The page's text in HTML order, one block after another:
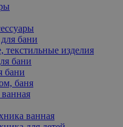
бани
изделия
бани
бани
баня
ванная